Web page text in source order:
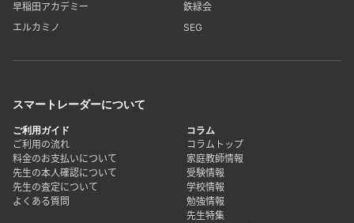
早稲田アカデミー
鉄緑会
エルカミノ
SEG
スマートレーダーについて
ご利用ガイド
ご利用の流れ
料金のお支払いについて
先生の本人確認について
先生の査定について
よくある質問
コラム
コラムトップ
家庭教師情報
受験情報
学校情報
勉強情報
先生特集